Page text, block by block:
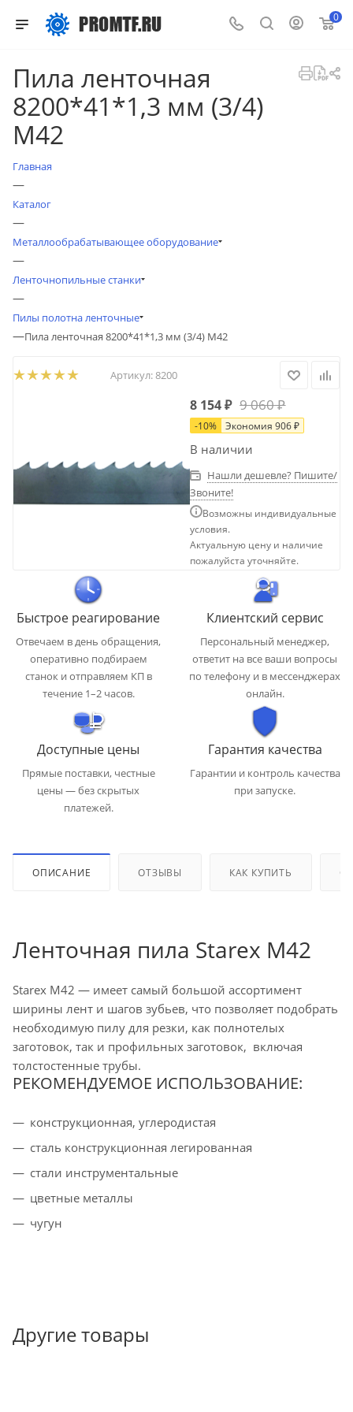
0
Пила ленточная
8200*41*1,3 мм (3/4)
М42
Главная
—
Каталог
—
Металлообрабатывающее оборудование
—
Ленточнопильные станки
—
Пилы полотна ленточные
—Пила ленточная 8200*41*1,3 мм (3/4) М42
Артикул:8200
8 154₽ 9 060₽
-10% Экономия906₽
В наличии
Нашли дешевле? Пишите/
Звоните!
Возможны индивидуальные
условия.
Актуальную цену и наличие
пожалуйста уточняйте.
Быстрое реагирование
Отвечаем в день обращения,
оперативно подбираем
станок и отправляем КП в
течение 1–2 часов.
Клиентский сервис
Персональный менеджер,
ответит на все ваши вопросы
по телефону и в мессенджерах
онлайн.
Доступные цены
Прямые поставки, честные
цены — без скрытых
платежей.
Гарантия качества
Гарантии и контроль качества
при запуске.
ОПИСАНИЕ ОТЗЫВЫ КАК КУПИТЬ
Ленточная пила Starex M42
Starex M42 — имеет самый большой ассортимент
ширины лент и шагов зубьев, что позволяет подобрать
необходимую пилу для резки, как полнотелых
заготовок, так и профильных заготовок, включая
толстостенные трубы.
РЕКОМЕНДУЕМОЕ ИСПОЛЬЗОВАНИЕ:
конструкционная, углеродистая
cталь конструкционная легированная
стали инструментальные
цветные металлы
чугун
Другие товары